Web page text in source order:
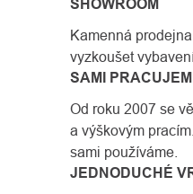
SHOWROOM
Kamenná
vyzkoušet
SAMI
Od roku 2007 se
a výškovým
sami používáme.
JEDNODUCHÉ